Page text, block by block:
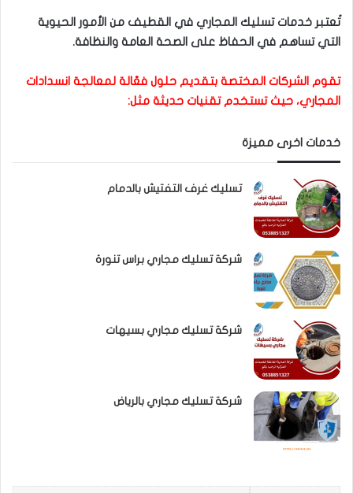
تُعتبر خدمات تسليك المجاري في القطيف من الأمور الحيوية
التي تساهم في الحفاظ على الصحة العامة والنظافة.
تقوم الشركات المختصة بتقديم حلول فعّالة لمعالجة انسدادات
المجاري، حيث تستخدم تقنيات حديثة مثل:
خدمات اخرى مميزة
تسليك غرف التفتيش بالدمام
شركة تسليك مجاري براس تنورة
شركة تسليك مجاري بسيهات
شركة تسليك مجاري بالرياض